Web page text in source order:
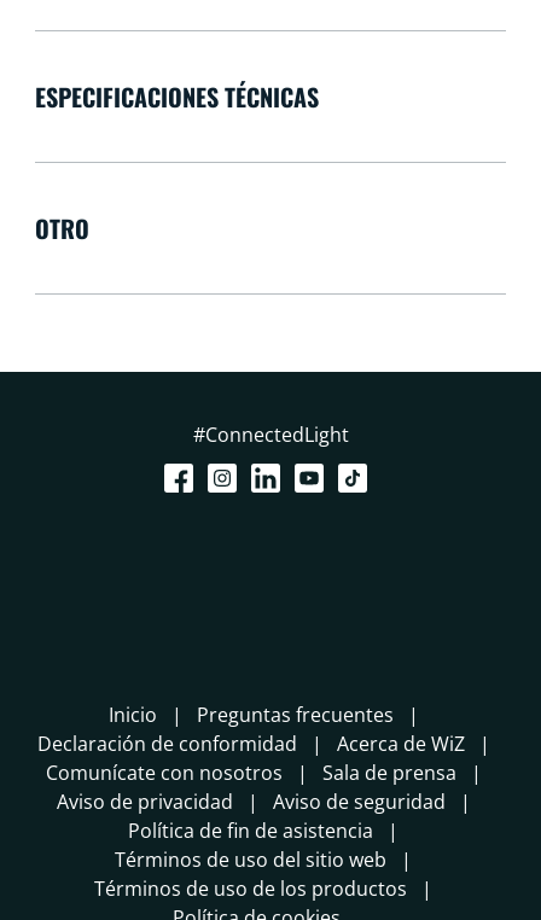
ESPECIFICACIONES TÉCNICAS
OTRO
#ConnectedLight
Inicio
Preguntas frecuentes
Declaración de conformidad
Acerca de WiZ
Comunícate con nosotros
Sala de prensa
Aviso de privacidad
Aviso de seguridad
Política de fin de asistencia
Términos de uso del sitio web
Términos de uso de los productos